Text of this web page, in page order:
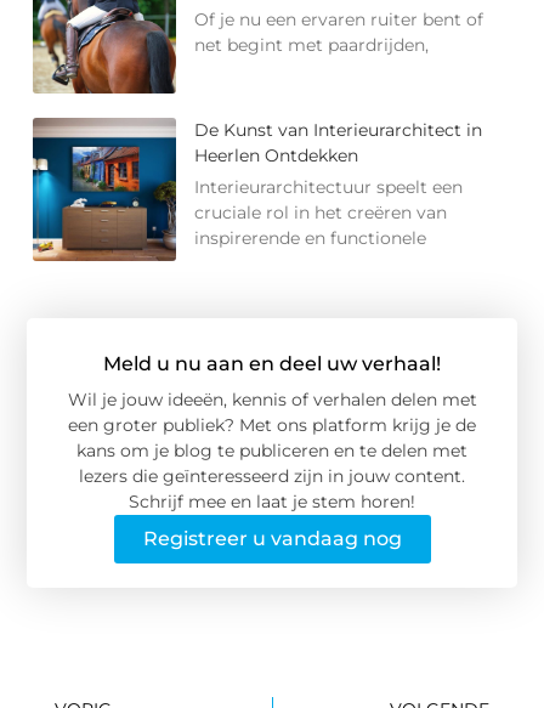
Of je nu een ervaren ruiter bent of
net begint met paardrijden,
De Kunst van Interieurarchitect in
Heerlen Ontdekken
Interieurarchitectuur speelt een
cruciale rol in het creëren van
inspirerende en functionele
Meld u nu aan en deel uw verhaal!
Wil je jouw ideeën, kennis of verhalen delen met
een groter publiek? Met ons platform krijg je de
kans om je blog te publiceren en te delen met
lezers die geïnteresseerd zijn in jouw content.
Schrijf mee en laat je stem horen!
Registreer u vandaag nog